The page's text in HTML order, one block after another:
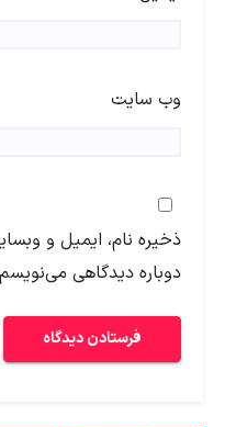
وب‌ سایت
ذخیره نام، ایمیل و
دوباره دیدگاهی